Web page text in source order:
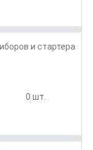
и стартера
0 шт.